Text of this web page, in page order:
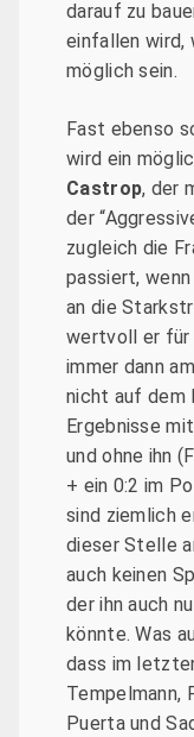
darauf zu
einfallen wird,
möglich sein.
Fast ebenso
wird ein
Castrop, der
der
zugleich die
passiert,
an die
wertvoll er für
immer dann
nicht auf dem
Ergebnisse
und ohne ihn
+ ein 0:2 im
sind ziemlich
dieser Stelle
auch keinen
der ihn auch
könnte. Was
dass im
Tempelmann,
Puerta und